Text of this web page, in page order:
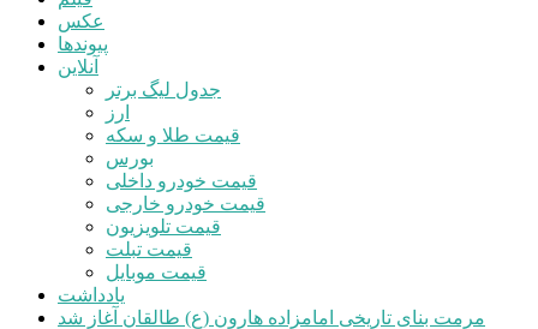
عکس
پیوندها
آنلاین
جدول لیگ برتر
ارز
قیمت طلا و سکه
بورس
قیمت خودرو داخلی
قیمت خودرو خارجی
قیمت تلویزیون
قیمت تبلت
قیمت موبایل
یادداشت
مرمت بنای تاریخی امامزاده هارون (ع) طالقان آغاز شد